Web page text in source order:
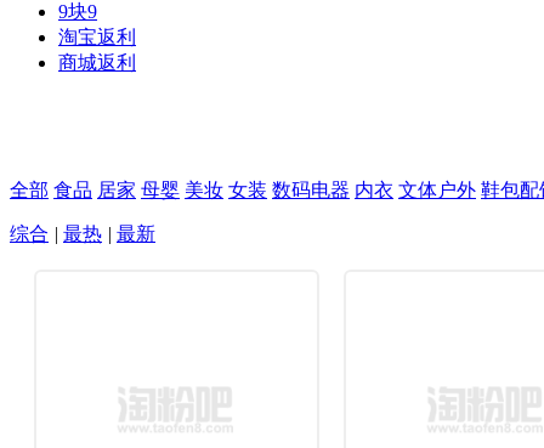
9块9
淘宝返利
商城返利
全部 食品 居家 母婴 美妆 女装 数码电器 内衣 文体户外 鞋包配
综合 | 最热 | 最新